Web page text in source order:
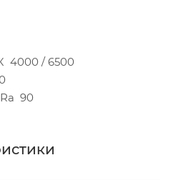
4000 / 6500
90